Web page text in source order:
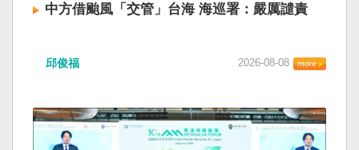
中方借颱風「交管」台海 海巡署：嚴厲譴責
邱俊福 2026-08-08